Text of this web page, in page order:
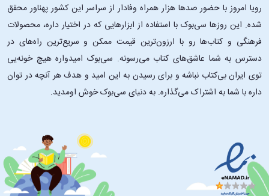
رویا امروز با حضور صدها هزار همراه وفادار از سراسر این کشور پهناور محقق
شده. این ‌روزها سی‌بوک با استفاده از ابزارهایی که در اختیار داره، محصولات
فرهنگی و کتاب‌ها رو با ارزون‌ترین قیمت ممکن و سریع‌ترین راه‌های در
دسترس به شما عاشق‌های کتاب می‌رسونه. سی‌بوک امیدواره هیچ خونه‌یی
توی ایران بی‌کتاب نباشه و برای رسیدن به این امید و هدف هر آنچه در توان
داره با شما به اشتراک می‌گذاره. به دنیای سی‌بوک خوش اومدید.